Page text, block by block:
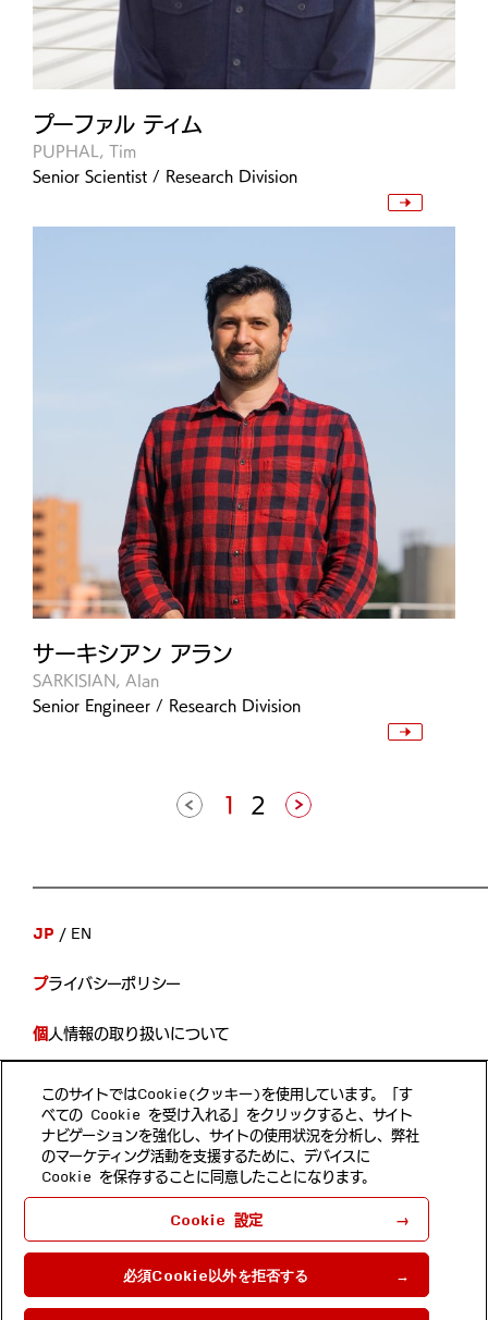
プーファル ティム
PUPHAL, Tim
Senior Scientist / Research Division
サーキシアン アラン
SARKISIAN, Alan
Senior Engineer / Research Division
投
ビ
ョ
ン
1 2
JP
EN
プライバシーポリシー
個人情報の取り扱いについて
開示等の手続き
当サイトのご利用について
Follow us
ホンダ・リサーチ・インスティチュート・ジャパン 埼玉県和
光市本町8-1
Copyright © 2022 by Honda Research
このサイトではCookie(クッキー)を使用しています。「す
べての Cookie を受け入れる」をクリックすると、サイト
ナビゲーションを強化し、サイトの使用状況を分析し、弊社
のマーケティング活動を支援するために、デバイスに
Cookie を保存することに同意したことになります。
Cookie 設定
必須Cookie以外を拒否する